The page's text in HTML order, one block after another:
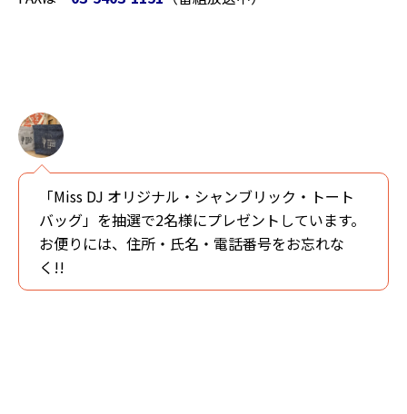
「Miss DJ オリジナル・シャンブリック・トート
バッグ」を抽選で2名様にプレゼントしています。
お便りには、住所・氏名・電話番号をお忘れな
く!!